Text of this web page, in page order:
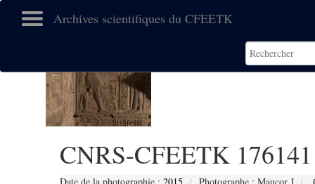
Archives scientifiques du CFEETK
CNRS-CFEETK 176141